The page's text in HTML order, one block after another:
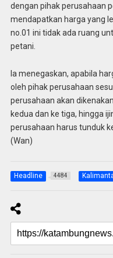
dengan pihak perusahaan
mendapatkan harga yang
no.01 ini tidak ada ruang
petani.
Ia menegaskan, apabila
oleh pihak perusahaan
perusahaan akan
kedua dan ke tiga, hingga
perusahaan harus tunduk
(Wan)
Headline 4484